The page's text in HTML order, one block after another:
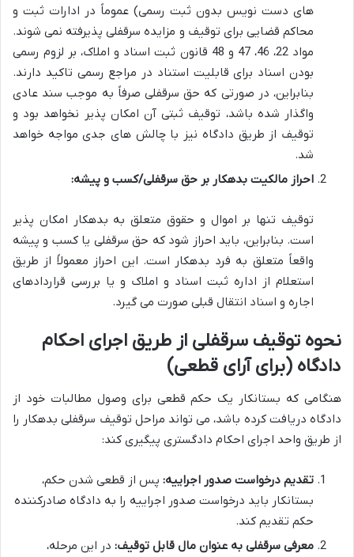
های دست نویس بدون ثبت رسمی) عموماً در ادارات ثبت و
محاکم قضایی برای توقیف و مزایده سرقفلی پذیرفته نمی شوند.
مواد 22، 46، 47 و 48 قانون ثبت اسناد و املاک، بر لزوم رسمی
بودن اسناد برای قابلیت استناد در مراجع رسمی تاکید دارند.
بنابراین، در صورتی که حق سرقفلی صرفاً به موجب سند عادی
واگذار شده باشد، توقیف ثبتی آن امکان پذیر نخواهد بود و
توقیف از طریق دادگاه نیز با چالش های جدی مواجه خواهد
شد.
احراز مالکیت بدهکار بر حق سرقفلی/کسب و پیشه:
توقیف تنها بر اموال و حقوق متعلق به بدهکار امکان پذیر
است. بنابراین، باید احراز شود که حق سرقفلی یا کسب و پیشه
واقعاً متعلق به فرد بدهکار است. این احراز معمولاً از طریق
استعلام از اداره ثبت اسناد و املاک و یا بررسی قراردادهای
اجاره و اسناد انتقال قبلی صورت می گیرد.
نحوه توقیف سرقفلی از طریق اجرای احکام
دادگاه (برای آرای قطعی)
هنگامی که بستانکار یک حکم قطعی برای وصول مطالبات خود از
دادگاه دریافت کرده باشد، می تواند مراحل توقیف سرقفلی بدهکار را
از طریق واحد اجرای احکام دادگستری پیگیری کند:
تقدیم درخواست صدور اجراییه: پس از قطعی شدن حکم،
بستانکار باید درخواست صدور اجراییه را به دادگاه صادرکننده
حکم تقدیم کند.
معرفی سرقفلی به عنوان مال قابل توقیف: در این مرحله،